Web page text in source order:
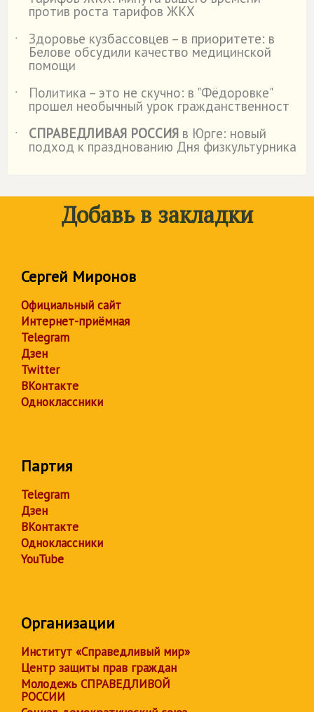
против роста тарифов ЖКХ
˙
Здоровье кузбассовцев – в приоритете: в
Белове обсудили качество медицинской
помощи
˙
Политика – это не скучно: в "Фёдоровке"
прошел необычный урок гражданственност
˙
СПРАВЕДЛИВАЯ РОССИЯ в Юрге: новый
подход к празднованию Дня физкультурника
Добавь в закладки
Сергей Миронов
Официальный сайт
Интернет-приёмная
Telegram
Дзен
Twitter
ВКонтакте
Одноклассники
Партия
Telegram
Дзен
ВКонтакте
Одноклассники
YouTube
Организации
Институт «Справедливый мир»
Центр защиты прав граждан
Молодежь СПРАВЕДЛИВОЙ
РОССИИ